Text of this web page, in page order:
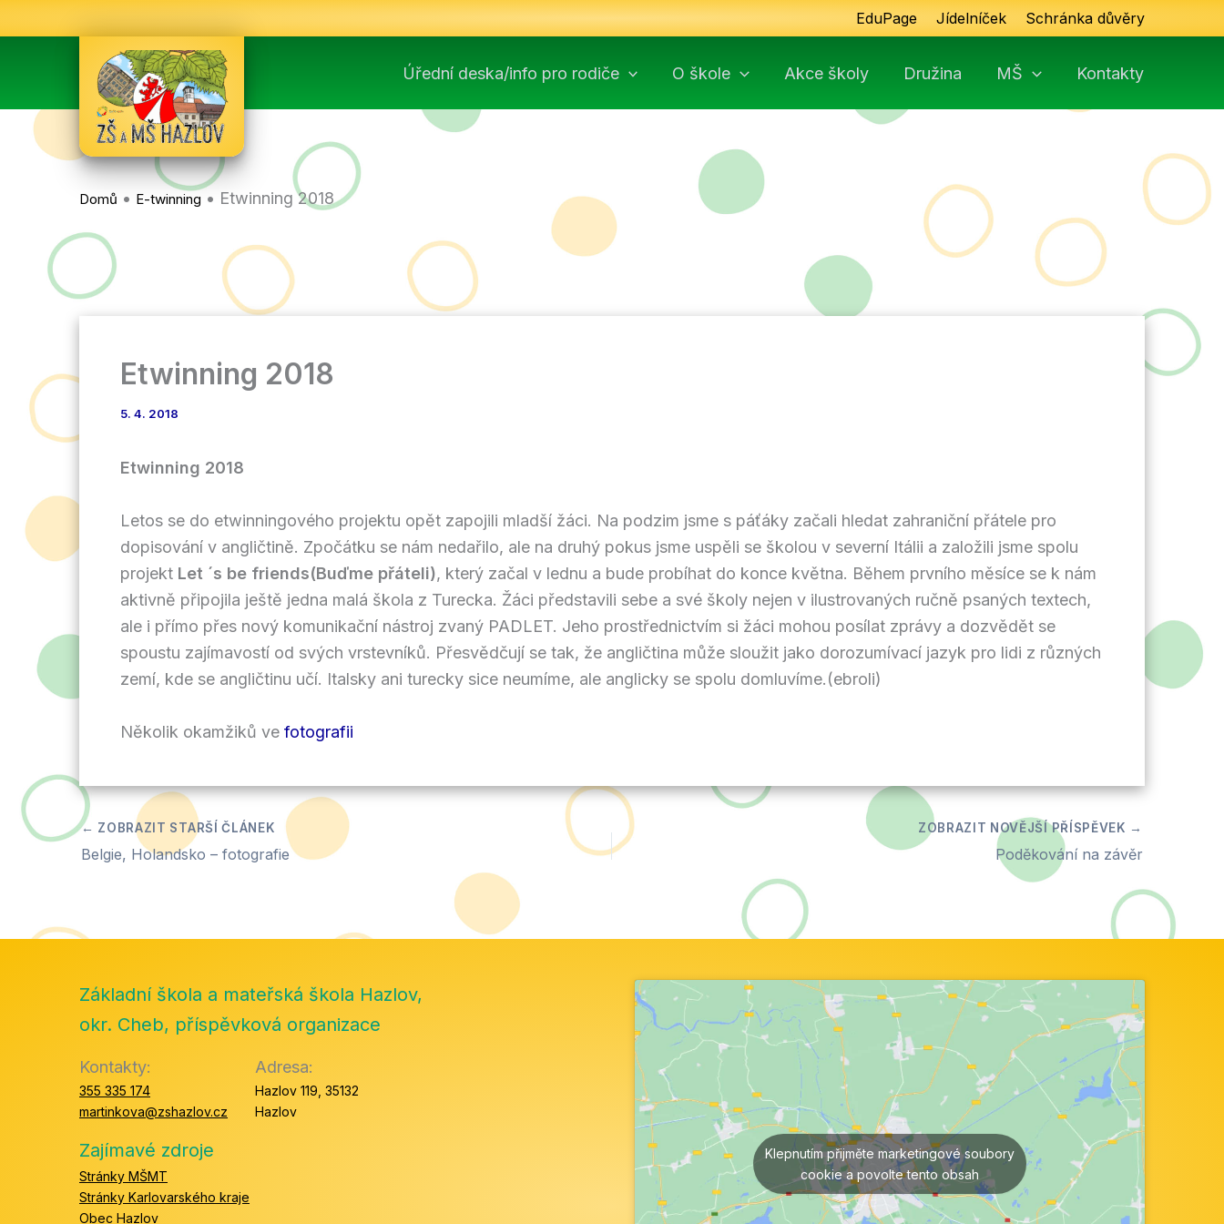
na
EduPage Jídelníček Schránka důvěry
Úřední deska/info pro rodiče O škole Akce školy Družina MŠ Kontakty
Domů • E-twinning • Etwinning 2018
Etwinning 2018
5. 4. 2018
Etwinning 2018
Letos se do etwinningového projektu opět zapojili mladší žáci. Na podzim jsme s páťáky začali hledat zahraniční přátele pro
dopisování v angličtině. Zpočátku se nám nedařilo, ale na druhý pokus jsme uspěli se školou v severní Itálii a založili jsme spolu
projekt Let ´s be friends(Buďme přáteli), který začal v lednu a bude probíhat do konce května. Během prvního měsíce se k nám
aktivně připojila ještě jedna malá škola z Turecka. Žáci představili sebe a své školy nejen v ilustrovaných ručně psaných textech,
ale i přímo přes nový komunikační nástroj zvaný PADLET. Jeho prostřednictvím si žáci mohou posílat zprávy a dozvědět se
spoustu zajímavostí od svých vrstevníků. Přesvědčují se tak, že angličtina může sloužit jako dorozumívací jazyk pro lidi z různých
zemí, kde se angličtinu učí. Italsky ani turecky sice neumíme, ale anglicky se spolu domluvíme.(ebroli)
Několik okamžiků ve fotografii
Belgie, Holandsko – fotografie Poděkování na závěr
Základní škola a mateřská škola Hazlov,
okr. Cheb, příspěvková organizace
Kontakty:
355 335 174
martinkova@zshazlov.cz
Adresa:
Hazlov 119, 35132
Hazlov
Zajímavé zdroje
Stránky MŠMT
Stránky Karlovarského kraje
Obec Hazlov
Klepnutím přijměte marketingové soubory
cookie a povolte tento obsah